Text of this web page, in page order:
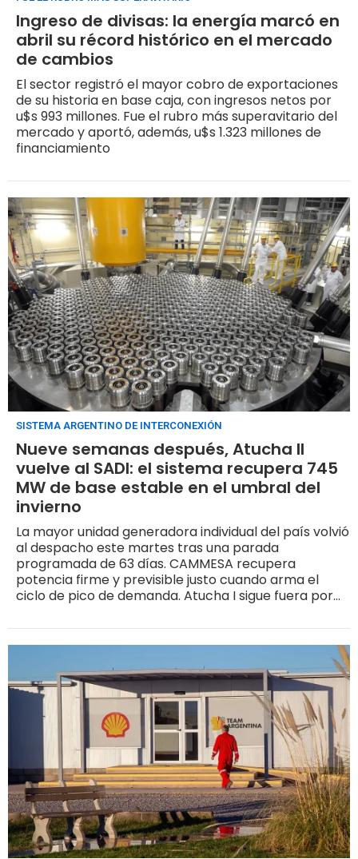
Ingreso de divisas: la energía marcó en
abril su récord histórico en el mercado
de cambios
El sector registró el mayor cobro de exportaciones
de su historia en base caja, con ingresos netos por
u$s 993 millones. Fue el rubro más superavitario del
mercado y aportó, además, u$s 1.323 millones de
financiamiento
SISTEMA ARGENTINO DE INTERCONEXIÓN
Nueve semanas después, Atucha II
vuelve al SADI: el sistema recupera 745
MW de base estable en el umbral del
invierno
La mayor unidad generadora individual del país volvió
al despacho este martes tras una parada
programada de 63 días. CAMMESA recupera
potencia firme y previsible justo cuando arma el
ciclo de pico de demanda. Atucha I sigue fuera por
despacho nuclear durante los últimos dos meses